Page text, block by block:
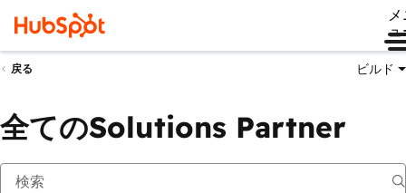
ュ
戻る ビルド
全てのSolutions Partner